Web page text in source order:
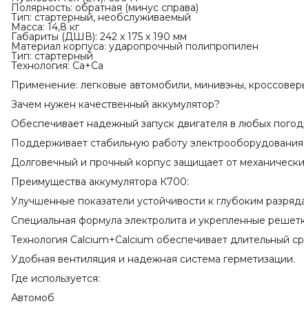
Полярность: обратная (минус справа)
Тип: стартерный, необслуживаемый
Масса: 14,8 кг
Габариты (ДШВ): 242 х 175 х 190 мм
Материал корпуса: ударопрочный полипропилен
Тип: стартерный
Технология: Ca+Ca
Применение: легковые автомобили, минивэны,
Зачем нужен качественный аккумулятор?
Обеспечивает надежный запуск двигателя в любых
Поддерживает стабильную работу
Долговечный и прочный корпус защищает от
Преимущества аккумулятора К700:
Улучшенные показатели устойчивости к глубоким
Специальная формула электролита и укрепленные
Технология Calcium+Calcium обеспечивает длительный
Удобная вентиляция и надежная система герметизации.
Где используется:
Автомоб